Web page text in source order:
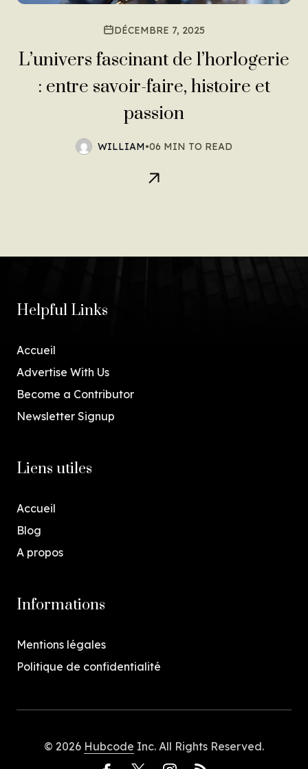
DÉCEMBRE 7, 2025
L’univers fascinant de l’horlogerie
: entre savoir-faire, histoire et
passion
WILLIAM•06 MIN TO READ
Helpful Links
Accueil
Advertise With Us
Become a Contributor
Newsletter Signup
Liens utiles
Accueil
Blog
A propos
Informations
Mentions légales
Politique de confidentialité
© 2026 Hubcode Inc. All Rights Reserved.